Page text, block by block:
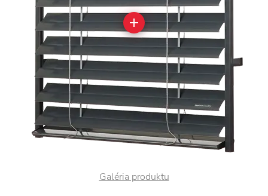
Galéria produktu